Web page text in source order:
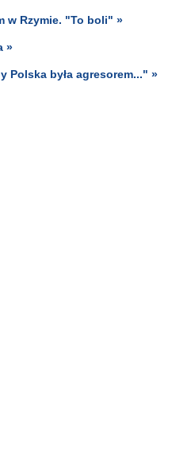
w Rzymie. "To boli" »
»
Polska była agresorem..." »